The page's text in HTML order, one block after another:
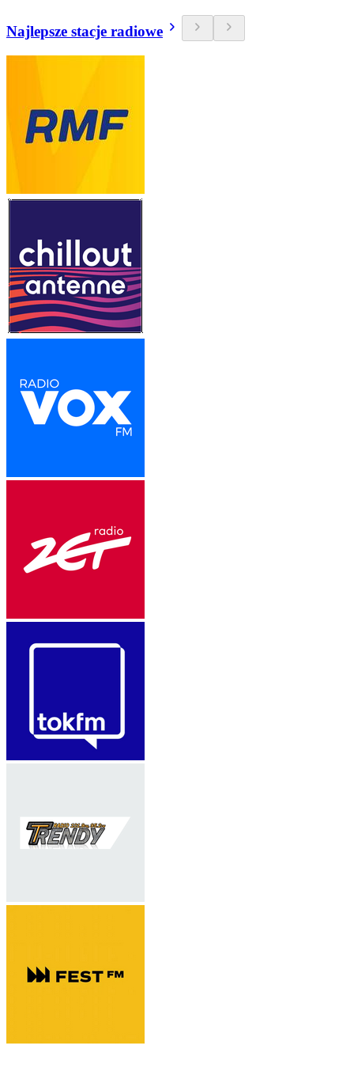
Najlepsze stacje radiowe